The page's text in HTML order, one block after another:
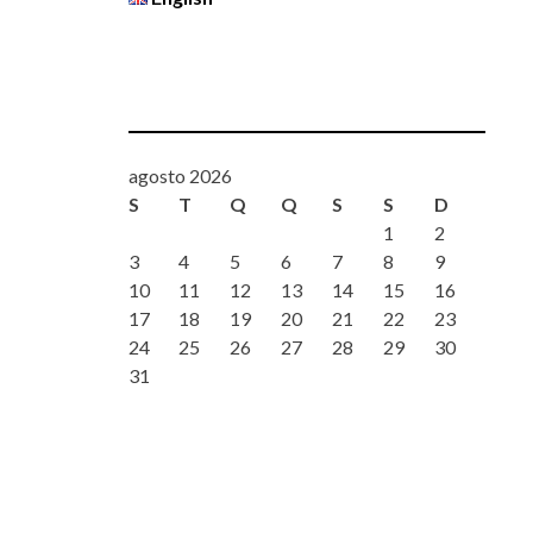
agosto 2026
S
T Q Q S S
D
1
2
3
4 5 6 7 8
9
10
11 12 13 14 15
16
17
18 19 20 21 22
23
24
25 26 27 28 29
30
31